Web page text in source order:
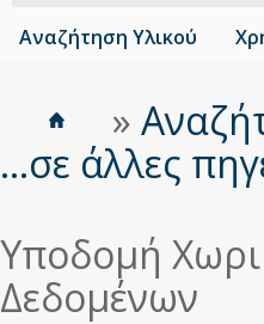
Αναζήτηση Υλικού
Breadcrumbs
Είστε
εδώ
»
...σε άλλες
Υποδομή
Δεδομένων